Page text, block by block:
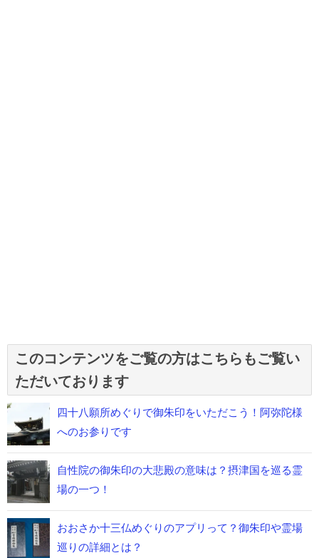
このコンテンツをご覧の方はこちらもご覧い
ただいております
四十八願所めぐりで御朱印をいただこう！阿弥陀様
へのお参りです
自性院の御朱印の大悲殿の意味は？摂津国を巡る霊
場の一つ！
おおさか十三仏めぐりのアプリって？御朱印や霊場
巡りの詳細とは？